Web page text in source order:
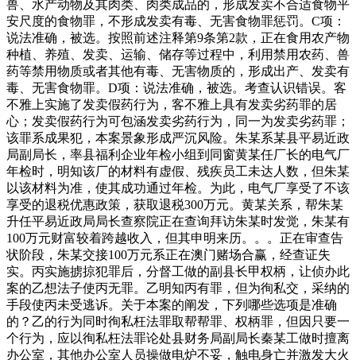
兽、水产动物及其肉类、肉类成品的，形成发卖不合适食物平
安尺度的食物罪，不形成发卖有毒、无害食物罪惩罚。C项：
说法准确，被选。按照前述注释第9条第2款，正在食用农产物
种植、养殖、发卖、运输、储存等过程中，利用禁用农药、兽
药等禁用物质或者其他有毒、无害物质的，形成出产、发卖有
毒、无害食物罪。D项：说法准确，被选。考查认识错误。客
不雅上实施了发卖假药行为，客不雅上具有发卖劣药罪的居
心；发卖假药行为可包涵发卖劣药行为，同一为发卖劣药罪；
该罪系成果犯，本案景象形成严沉风险。朱某系某县平易近政
局副局长，率县福利企业年检小组到同窗黄某任厂长的电气厂
年检时，明知该厂的材料有虚假、残疾员工未达人数，但朱某
以该材料为准，使其成功通过年检。为此，电气厂享受了不该
享受的退税优惠政策，获取退税300万元。黄某关系，帮朱某
升任平易近政局局长查察院正在查询拜访朱某时发觉，朱某有
100万元财富较着跨越收入，但其申明来历。。。正在审查告
状阶段，朱某交接100万元系正在澳门赌场合赢，经查证失
实。丙实施掳掠犯罪后，分督工做的副县长甲权柄，让侦办此
案的乙想法子使丙无罪。乙明知丙有罪，但为徇私交，采纳的
手段使丙未受逃诉。关于本案的阐发，下列哪些选项是准确
的？乙的行为同时徇私枉法罪取帮帮罪、权柄罪，但因只要一
个行为，应以徇私枉法罪论处县财务局副局长秦某工做时擅离
办公室，其他办公室人员操做电炉不妥，触电身亡并激发大火